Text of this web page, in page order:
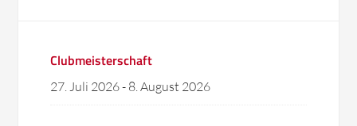
Clubmeisterschaft
27. Juli 2026- 8. August 2026